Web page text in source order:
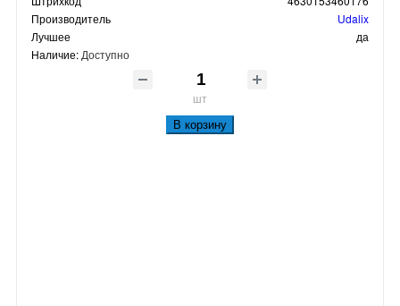
Производитель
Udalix
Лучшее
да
Наличие: Доступно
шт
В корзину